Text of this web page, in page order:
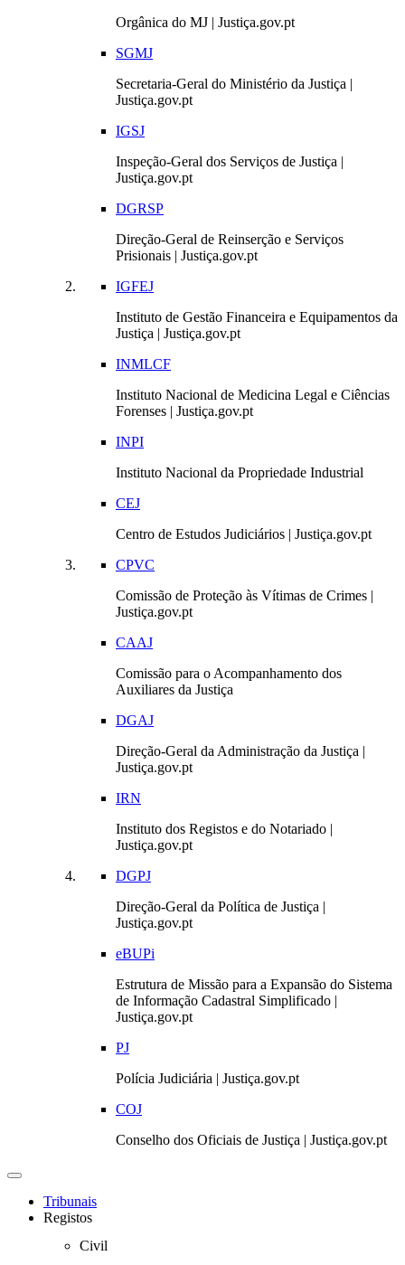
Orgânica do MJ | Justiça.gov.pt
SGMJ
Secretaria-Geral do Ministério da Justiça |
Justiça.gov.pt
IGSJ
Inspeção-Geral dos Serviços de Justiça |
Justiça.gov.pt
DGRSP
Direção-Geral de Reinserção e Serviços
Prisionais | Justiça.gov.pt
IGFEJ
Instituto de Gestão Financeira e Equipamentos da
Justiça | Justiça.gov.pt
INMLCF
Instituto Nacional de Medicina Legal e Ciências
Forenses | Justiça.gov.pt
INPI
Instituto Nacional da Propriedade Industrial
CEJ
Centro de Estudos Judiciários | Justiça.gov.pt
CPVC
Comissão de Proteção às Vítimas de Crimes |
Justiça.gov.pt
CAAJ
Comissão para o Acompanhamento dos
Auxiliares da Justiça
DGAJ
Direção-Geral da Administração da Justiça |
Justiça.gov.pt
IRN
Instituto dos Registos e do Notariado |
Justiça.gov.pt
DGPJ
Direção-Geral da Política de Justiça |
Justiça.gov.pt
eBUPi
Estrutura de Missão para a Expansão do Sistema
de Informação Cadastral Simplificado |
Justiça.gov.pt
PJ
Polícia Judiciária | Justiça.gov.pt
COJ
Conselho dos Oficiais de Justiça | Justiça.gov.pt
Toggle
navigationTribunais
Registos
Civil